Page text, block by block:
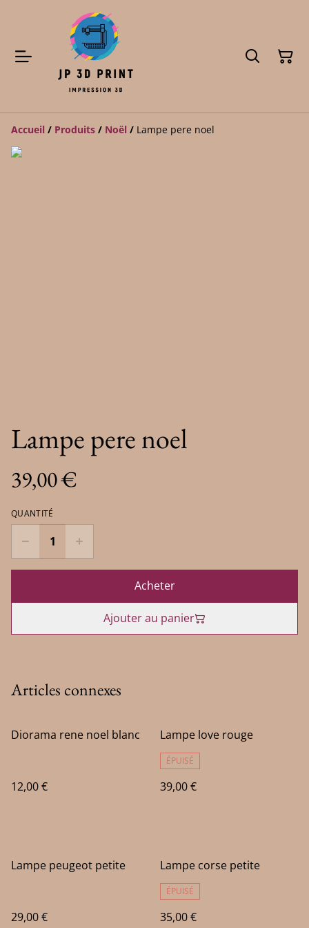
Accueil / Produits / Noël / Lampe pere noel
Lampe pere noel
39,00 €
QUANTITÉ
Acheter
Ajouter au panier
Articles connexes
Diorama rene noel blanc
12,00 €
Lampe love rouge
ÉPUISÉ
39,00 €
Lampe peugeot petite
29,00 €
Lampe corse petite
ÉPUISÉ
35,00 €